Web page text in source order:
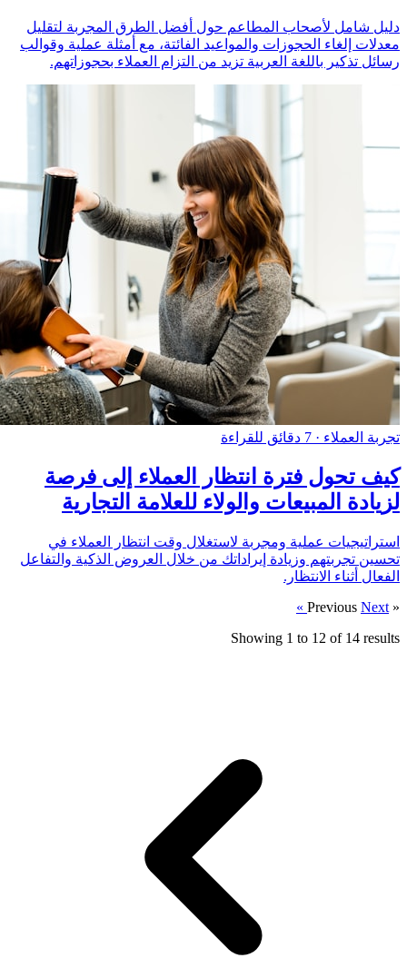
دليل شامل لأصحاب المطاعم حول أفضل الطرق المجربة لتقليل
معدلات إلغاء الحجوزات والمواعيد الفائتة، مع أمثلة عملية وقوالب
رسائل تذكير باللغة العربية تزيد من التزام العملاء بحجوزاتهم.
تجربة العملاء · 7 دقائق للقراءة
كيف تحول فترة انتظار العملاء إلى فرصة
لزيادة المبيعات والولاء للعلامة التجارية
استراتيجيات عملية ومجربة لاستغلال وقت انتظار العملاء في
تحسين تجربتهم وزيادة إيراداتك من خلال العروض الذكية والتفاعل
الفعال أثناء الانتظار.
« Previous
Next »
Showing 1 to 12 of 14 results